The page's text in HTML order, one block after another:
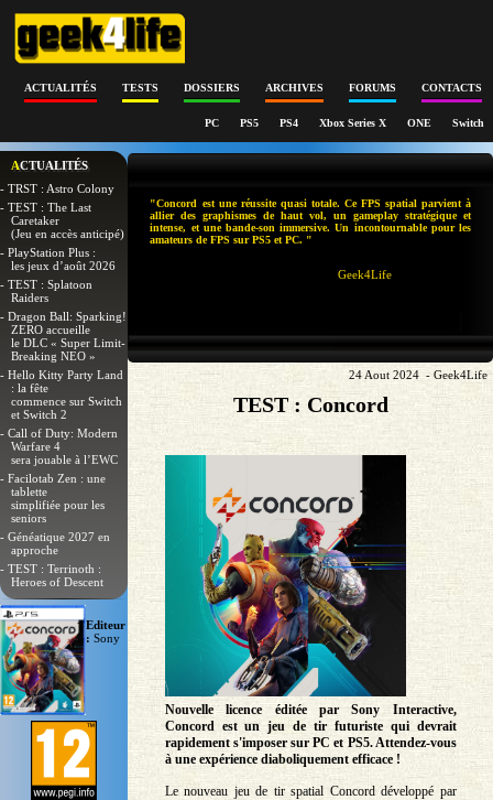
ACTUALITÉS TESTS DOSSIERS ARCHIVES FORUMS CONTACTS
PC PS5 PS4 Xbox Series X ONE Switch
ACTUALITÉS
- TRST : Astro Colony
- TEST : The Last
Caretaker
(Jeu en accès anticipé)
- PlayStation Plus :
les jeux d’août 2026
- TEST : Splatoon
Raiders
- Dragon Ball: Sparking!
ZERO accueille
le DLC « Super Limit-
Breaking NEO »
- Hello Kitty Party Land
: la fête
commence sur Switch
et Switch 2
- Call of Duty: Modern
Warfare 4
sera jouable à l’EWC
- Facilotab Zen : une
tablette
simplifiée pour les
seniors
- Généatique 2027 en
approche
- TEST : Terrinoth :
Heroes of Descent
Editeur
:Sony
"Concord est une réussite quasi totale. Ce FPS spatial parvient à
allier des graphismes de haut vol, un gameplay stratégique et
intense, et une bande-son immersive. Un incontournable pour les
amateurs de FPS sur PS5 et PC. "
Geek4Life
24 Aout 2024 - Geek4Life
TEST : Concord
Nouvelle licence éditée par Sony Interactive,
Concord est un jeu de tir futuriste qui devrait
rapidement s'imposer sur PC et PS5. Attendez-vous
à une expérience diaboliquement efficace !
Le nouveau jeu de tir spatial Concord développé par